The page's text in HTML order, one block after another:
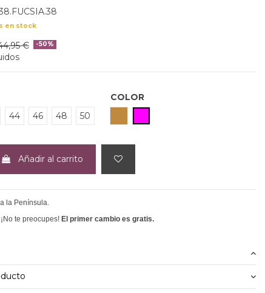
en stock
€ -50%
44 46 48 50
COLOR
Añadir al carrito
la Península.
te preocupes! El primer cambio es gratis.